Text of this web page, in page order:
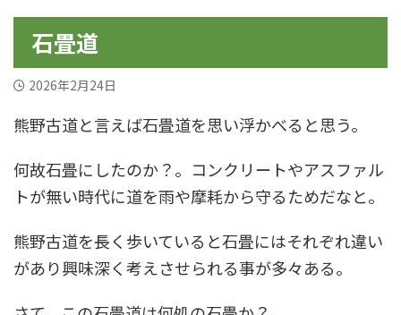
石畳道
2026年2月24日
熊野古道と言えば石畳道を思い浮かべると思う。
何故石畳にしたのか？。コンクリートやアスファル
トが無い時代に道を雨や摩耗から守るためだなと。
熊野古道を長く歩いていると石畳にはそれぞれ違い
があり興味深く考えさせられる事が多々ある。